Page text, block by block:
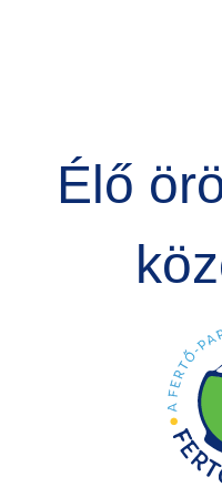
Élő